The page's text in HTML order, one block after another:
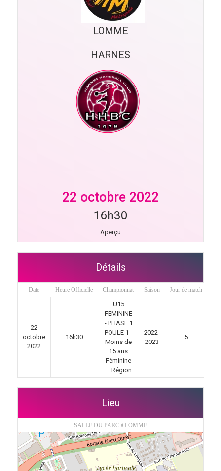
LOMME
HARNES
22 octobre 2022
16h30
Aperçu
Détails
Date Heure Officielle Championnat Saison Jour de match
22
octobre
2022
16h30
U15
FEMININE
- PHASE 1
POULE 1 -
Moins de
15 ans
Féminine
– Région
2022-
2023
5
Lieu
SALLE DU PARC à LOMME